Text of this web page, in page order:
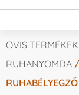
OVIS TERMÉKEK
RUHANYOMDA